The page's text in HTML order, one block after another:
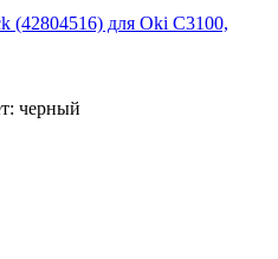
(42804516) для Oki С3100,
черный